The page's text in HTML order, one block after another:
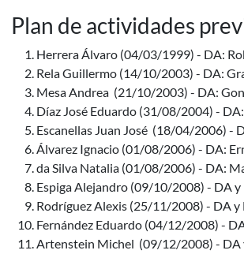
Plan de actividades
Herrera Álvaro (04/03/1999) - DA:
Rela Guillermo (14/10/2003) - DA:
Mesa Andrea (21/10/2003) - DA:
Díaz José Eduardo (31/08/2004) -
Escanellas Juan José (18/04/2006) -
Álvarez Ignacio (01/08/2006) - DA:
da Silva Natalia (01/08/2006) - DA:
Espiga Alejandro (09/10/2008) - DA
Rodríguez Alexis (25/11/2008) - DA
Fernández Eduardo (04/12/2008) -
Artenstein Michel (09/12/2008) - DA